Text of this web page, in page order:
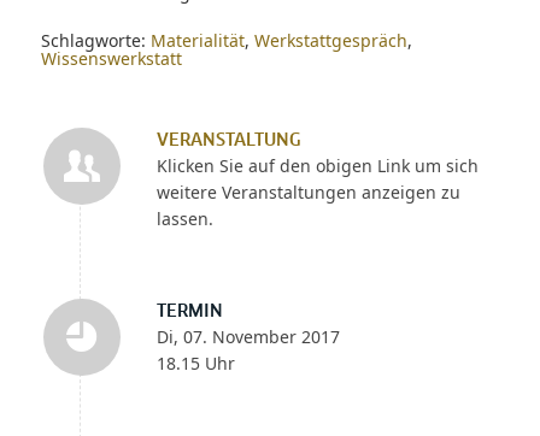
VERANSTALTUNG
Klicken Sie auf den obigen Link um sich
weitere Veranstaltungen anzeigen zu
lassen.
TERMIN
Di, 07. November 2017
18.15 Uhr
Schlagworte: Materialität, Werkstattgespräch,
Wissenswerkstatt